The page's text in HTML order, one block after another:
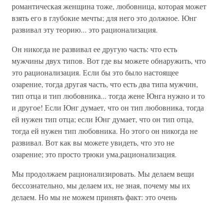
романтическая женщина тоже, любовница, которая может
взять его в глубокие мечты; для него это должное. Юнг
развивал эту теорию... это рационализация.
Он никогда не развивал ее другую часть: что есть
мужчины двух типов. Вот где вы можете обнаружить, что
это рационализация. Если бы это было настоящее
озарение, тогда другая часть, что есть два типа мужчин,
тип отца и тип любовника... тогда жене Юнга нужно и то
и другое! Если Юнг думает, что он тип любовника, тогда
ей нужен тип отца; если Юнг думает, что он тип отца,
тогда ей нужен тип любовника. Но этого он никогда не
развивал. Вот как вы можете увидеть, что это не
озарение; это просто трюки ума,рационализация.
Мы продолжаем рационализировать. Мы делаем вещи
бессознательно, мы делаем их, не зная, почему мы их
делаем. Но мы не можем принять факт: это очень